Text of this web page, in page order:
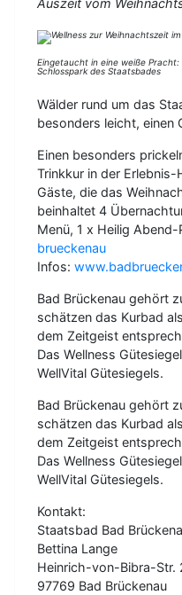
Auszeit vom
Eingetaucht in eine weiße Pracht:
Schlosspark des Staatsbades
Wälder rund um das
besonders leicht, einen
Einen besonders
Trinkkur in der
Gäste, die das
beinhaltet 4
Menü, 1 x Heilig
brueckenau
Infos:
Bad Brückenau gehört
schätzen das Kurbad
dem Zeitgeist
Das Wellness
WellVital Gütesiegels.
Bad Brückenau gehört
schätzen das Kurbad
dem Zeitgeist
Das Wellness
WellVital Gütesiegels.
Kontakt:
Staatsbad Bad
Bettina Lange
Heinrich-von-Bibra-Str.
97769 Bad Brückenau